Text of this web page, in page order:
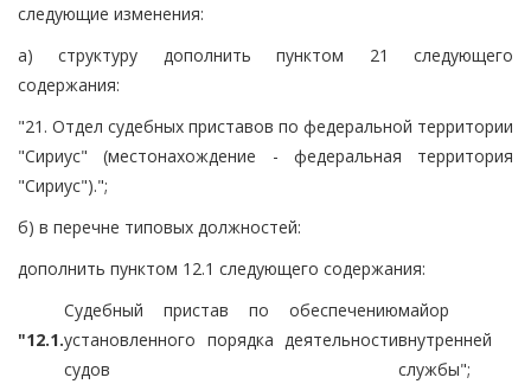
следующие изменения:
а) структуру дополнить пунктом 21 следующего
содержания:
"21. Отдел судебных приставов по федеральной территории
"Сириус" (местонахождение - федеральная территория
"Сириус").";
б) в перечне типовых должностей:
дополнить пунктом 12.1 следующего содержания:
"12.1.
Судебный пристав по обеспечению
установленного порядка деятельности
судов
майор
внутренней
службы";